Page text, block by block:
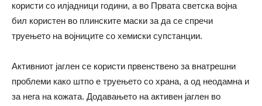
користи со илјадници години, а во Првата светска војна
бил користен во плинските маски за да се спречи
труењето на војниците со хемиски супстанции.
Активниот јаглен се користи првенствено за внатрешни
проблеми како штпо е труењето со храна, а од неодамна и
за нега на кожата. Додавањето на активен јаглен во